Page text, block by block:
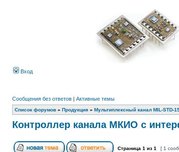
Вход
Сообщения без ответов | Активные темы
Список форумов » Продукция » Мультиплексный канал MIL-STD-
Контроллер канала МКИО с
Страница 1 из 1 [ 1